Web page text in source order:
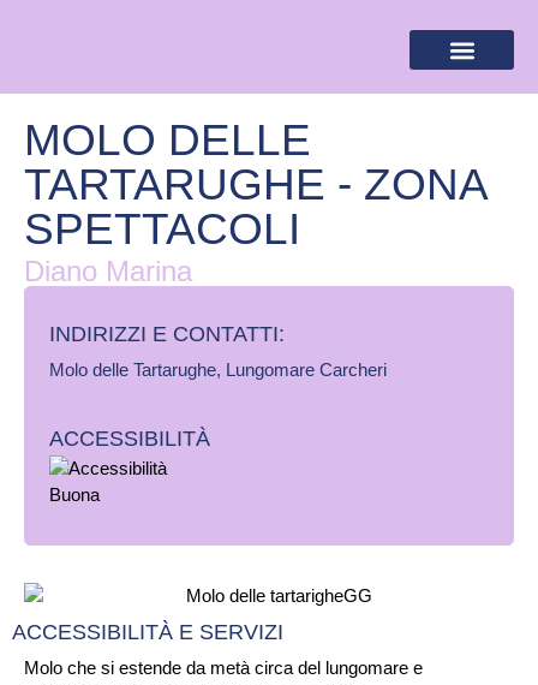
MOLO DELLE
TARTARUGHE - ZONA
SPETTACOLI
Diano Marina
INDIRIZZI E CONTATTI:​
Molo delle Tartarughe, Lungomare Carcheri
ACCESSIBILITÀ
Molo che si estende da metà circa del lungomare e
ACCESSIBILITÀ E SERVIZI